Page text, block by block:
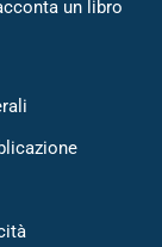
un libro